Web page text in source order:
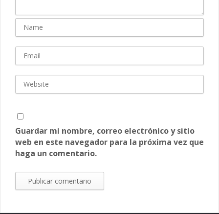
Guardar mi nombre, correo electrónico y sitio
web en este navegador para la próxima vez que
haga un comentario.